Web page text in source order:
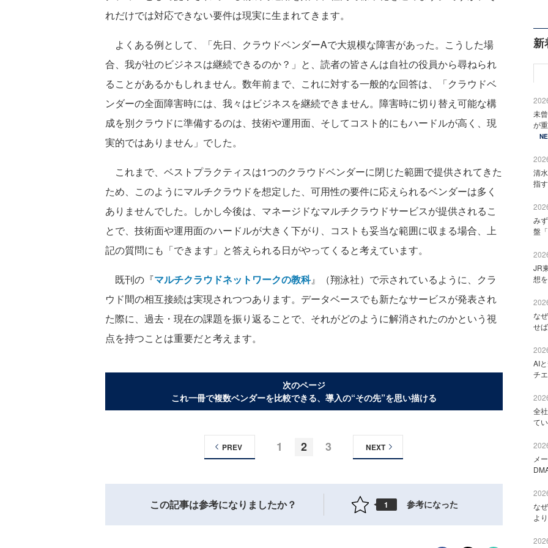
れだけでは対応できない要件は現実に生まれてきます。
よくある例として、「先日、クラウドベンダーAで大規模な障害があった。こうした場
合、我が社のビジネスは継続できるのか？」と、読者の皆さんは自社の役員から尋ねられ
ることがあるかもしれません。数年前まで、これに対する一般的な回答は、「クラウドベ
ンダーの全面障害時には、我々はビジネスを継続できません。障害時に切り替え可能な構
成を別クラウドに準備するのは、技術や運用面、そしてコスト的にもハードルが高く、現
実的ではありません」でした。
これまで、ベストプラクティスは1つのクラウドベンダーに閉じた範囲で提供されてきた
ため、このようにマルチクラウドを想定した、可用性の要件に応えられるベンダーは多く
ありませんでした。しかし今後は、マネージドなマルチクラウドサービスが提供されるこ
とで、技術面や運用面のハードルが大きく下がり、コストも妥当な範囲に収まる場合、上
記の質問にも「できます」と答えられる日がやってくると考えています。
既刊の『マルチクラウドネットワークの教科』（翔泳社）で示されているように、クラ
ウド間の相互接続は実現されつつあります。データベースでも新たなサービスが発表され
た際に、過去・現在の課題を振り返ることで、それがどのように解消されたのかという視
点を持つことは重要だと考えます。
次のページ
これ一冊で複数ベンダーを比較できる、導入の“その先”を思い描ける
1 2 3
PREV NEXT
この記事は参考になりましたか？ 1 参考になった
新
未
が
清
指
み
盤
JR
想
な
せ
AI
チ
全
て
メ
な
よ